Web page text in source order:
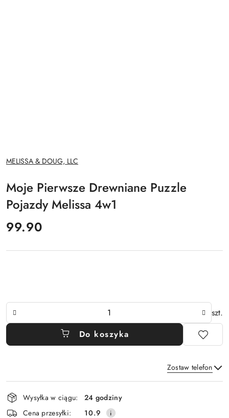
NAZWA
PRODUCENTA:
MELISSA & DOUG, LLC
Moje Pierwsze Drewniane Puzzle
Pojazdy Melissa 4w1
cena:
99.90
Ilość
szt.
Do koszyka
Zostaw telefon
Wyślij
Dostępność
i
Wysyłka w ciągu:
24 godziny
Cena przesyłki:
10.9